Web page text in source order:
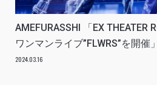
AMEFURASSHI 「EX THEATER
ワンマンライブ”FLWRS”を開催
2024.03.16